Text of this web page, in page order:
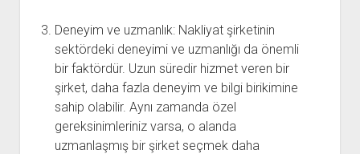
Deneyim ve uzmanlık: Nakliyat şirketinin
sektördeki deneyimi ve uzmanlığı da önemli
bir faktördür. Uzun süredir hizmet veren bir
şirket, daha fazla deneyim ve bilgi birikimine
sahip olabilir. Aynı zamanda özel
gereksinimleriniz varsa, o alanda
uzmanlaşmış bir şirket seçmek daha